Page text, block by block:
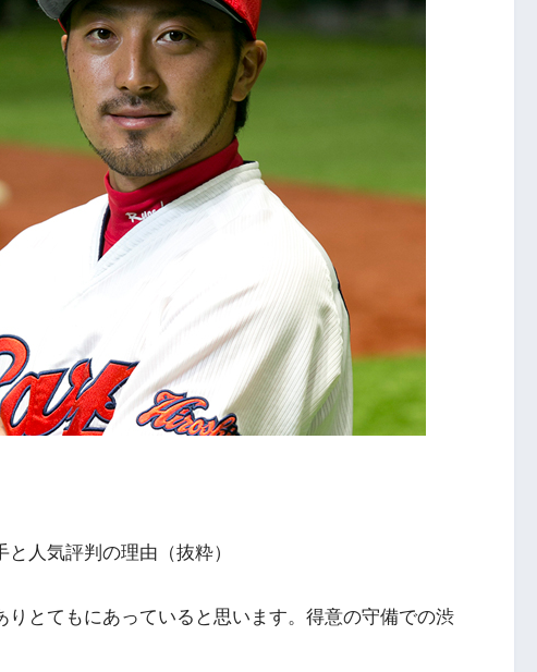
人気評判の理由（抜粋）
りとてもにあっていると思います。得意の守備での渋